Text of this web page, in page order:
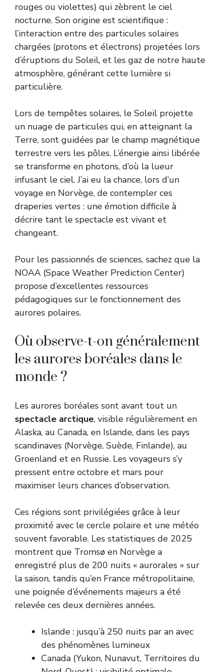
rouges ou violettes) qui zèbrent le ciel
nocturne. Son origine est scientifique :
l’interaction entre des particules solaires
chargées (protons et électrons) projetées lors
d’éruptions du Soleil, et les gaz de notre haute
atmosphère, générant cette lumière si
particulière.
Lors de tempêtes solaires, le Soleil projette
un nuage de particules qui, en atteignant la
Terre, sont guidées par le champ magnétique
terrestre vers les pôles. L’énergie ainsi libérée
se transforme en photons, d’où la lueur
infusant le ciel. J’ai eu la chance, lors d’un
voyage en Norvège, de contempler ces
draperies vertes : une émotion difficile à
décrire tant le spectacle est vivant et
changeant.
Pour les passionnés de sciences, sachez que la
NOAA (Space Weather Prediction Center)
propose d’excellentes ressources
pédagogiques sur le fonctionnement des
aurores polaires.
Où observe-t-on généralement
les aurores boréales dans le
monde ?
Les aurores boréales sont avant tout un
spectacle arctique, visible régulièrement en
Alaska, au Canada, en Islande, dans les pays
scandinaves (Norvège, Suède, Finlande), au
Groenland et en Russie. Les voyageurs s’y
pressent entre octobre et mars pour
maximiser leurs chances d’observation.
Ces régions sont privilégiées grâce à leur
proximité avec le cercle polaire et une météo
souvent favorable. Les statistiques de 2025
montrent que Tromsø en Norvège a
enregistré plus de 200 nuits « aurorales » sur
la saison, tandis qu’en France métropolitaine,
une poignée d’événements majeurs a été
relevée ces deux dernières années.
Islande : jusqu’à 250 nuits par an avec
des phénomènes lumineux
Canada (Yukon, Nunavut, Territoires du